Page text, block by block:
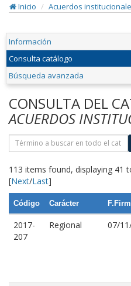
Inicio
Acuerdos
Información
Consulta catálogo
Búsqueda avanzada
CONSULTA DEL
ACUERDOS
113 items found, displaying 41
[Next/Last]
Código Carácter
2017-
207
Regional 07/